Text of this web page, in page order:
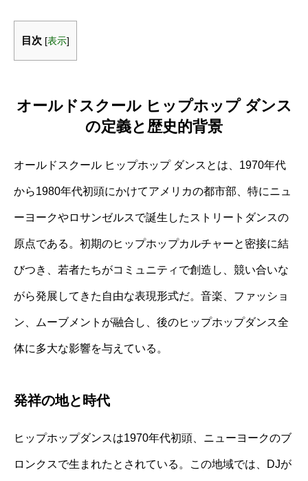
目次 [表示]
オールドスクール ヒップホップ ダンス
の定義と歴史的背景
オールドスクール ヒップホップ ダンスとは、1970年代
から1980年代初頭にかけてアメリカの都市部、特にニュ
ーヨークやロサンゼルスで誕生したストリートダンスの
原点である。初期のヒップホップカルチャーと密接に結
びつき、若者たちがコミュニティで創造し、競い合いな
がら発展してきた自由な表現形式だ。音楽、ファッショ
ン、ムーブメントが融合し、後のヒップホップダンス全
体に多大な影響を与えている。
発祥の地と時代
ヒップホップダンスは1970年代初頭、ニューヨークのブ
ロンクスで生まれたとされている。この地域では、DJが